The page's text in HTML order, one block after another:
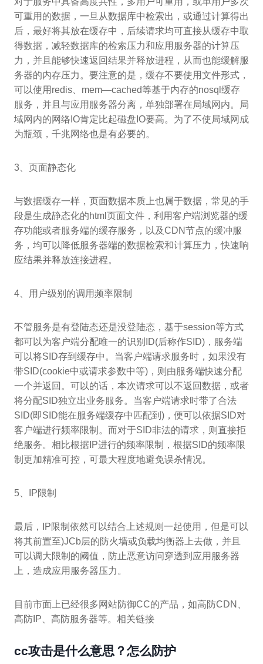
可重用的数据，一旦从数据库中检索出，或通过计算得出
后，最好将其放在缓存中，后续请求均可直接从缓存中取
得数据，减轻数据库的检索压力和应用服务器的计算压
力，并且能够快速返回结果并释放进程，从而也能缓解服
务器的内存压力。要注意的是，缓存不要使用文件形式，
可以使用redis、mem—cached等基于内存的nosql缓存
服务，并且与应用服务器分离，单独部署在局域网内。局
域网内的网络IO肯定比起磁盘IO要高。为了不使局域网成
为瓶颈，千兆网络也是有必要的。
3、页面静态化
与数据缓存一样，页面数据本质上也属于数据，常见的手
段是生成静态化的html页面文件，利用客户端浏览器的缓
存功能或者服务端的缓存服务，以及CDN节点的缓冲服
务，均可以降低服务器端的数据检索和计算压力，快速响
应结果并释放连接进程。
4、用户级别的调用频率限制
不管服务是有登陆态还是没登陆态，基于session等方式
都可以为客户端分配唯一的识别ID(后称作SID)，服务端
可以将SID存到缓存中。当客户端请求服务时，如果没有
带SID(cookie中或请求参数中等)，则由服务端快速分配
一个并返回。可以的话，本次请求可以不返回数据，或者
将分配SID独立出业务服务。当客户端请求时带了合法
SID(即SID能在服务端缓存中匹配到)，便可以依据SID对
客户端进行频率限制。而对于SID非法的请求，则直接拒
绝服务。相比根据IP进行的频率限制，根据SID的频率限
制更加精准可控，可最大程度地避免误杀情况。
5、IP限制
最后，IP限制依然可以结合上述规则一起使用，但是可以
将其前置至)JCb层的防火墙或负载均衡器上去做，并且
可以调大限制的阈值，防止恶意访问穿透到应用服务器
上，造成应用服务器压力。
目前市面上已经很多网站防御CC的产品，如高防CDN、
高防IP、高防服务器等。相关链接
cc攻击是什么意思？怎么防护